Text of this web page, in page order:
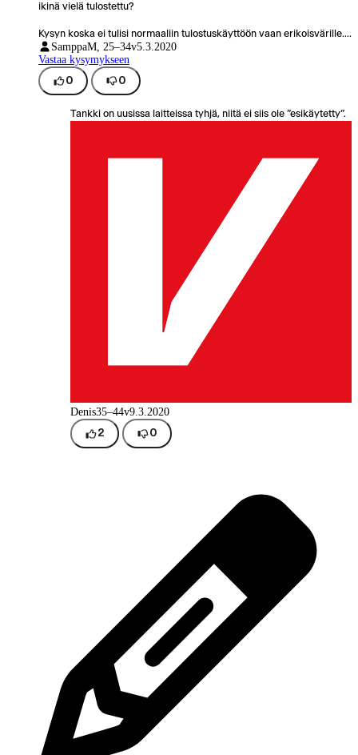
ikinä vielä tulostettu?
Kysyn koska ei tulisi normaaliin tulostuskäyttöön vaan erikoisvärille....
SamppaM, 25–34v5.3.2020
Vastaa kysymykseen
0 0
Tankki on uusissa laitteissa tyhjä, niitä ei siis ole ”esikäytetty”.
Denis35–44v9.3.2020
2 0